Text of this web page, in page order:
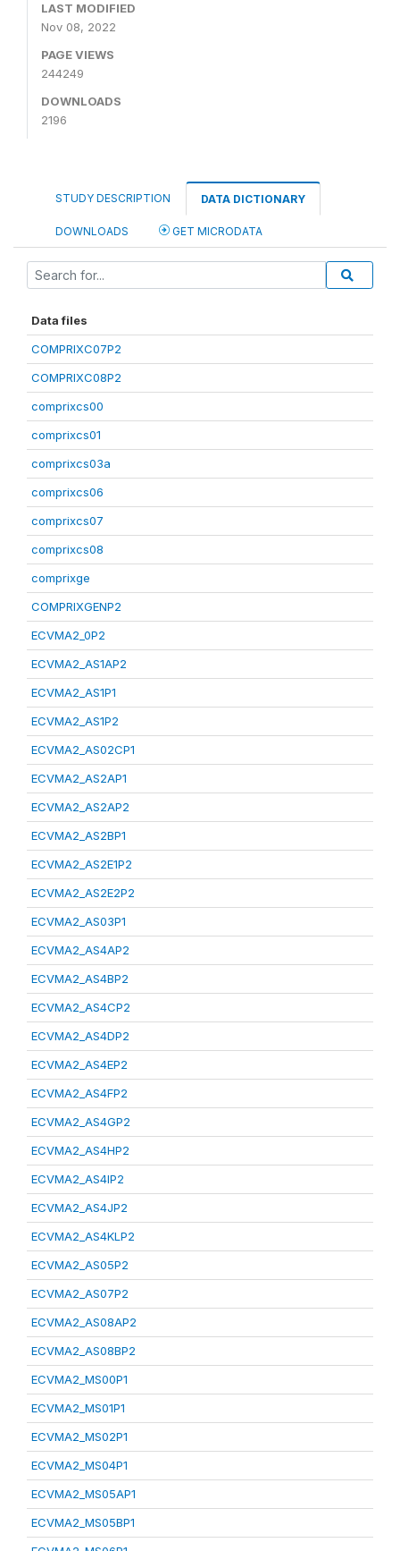
LAST MODIFIED
Nov 08, 2022
PAGE VIEWS
244249
DOWNLOADS
2196
STUDY DESCRIPTION DATA DICTIONARY
DOWNLOADS GET MICRODATA
Data files
COMPRIXC07P2
COMPRIXC08P2
comprixcs00
comprixcs01
comprixcs03a
comprixcs06
comprixcs07
comprixcs08
comprixge
COMPRIXGENP2
ECVMA2_0P2
ECVMA2_AS1AP2
ECVMA2_AS1P1
ECVMA2_AS1P2
ECVMA2_AS02CP1
ECVMA2_AS2AP1
ECVMA2_AS2AP2
ECVMA2_AS2BP1
ECVMA2_AS2E1P2
ECVMA2_AS2E2P2
ECVMA2_AS03P1
ECVMA2_AS4AP2
ECVMA2_AS4BP2
ECVMA2_AS4CP2
ECVMA2_AS4DP2
ECVMA2_AS4EP2
ECVMA2_AS4FP2
ECVMA2_AS4GP2
ECVMA2_AS4HP2
ECVMA2_AS4IP2
ECVMA2_AS4JP2
ECVMA2_AS4KLP2
ECVMA2_AS05P2
ECVMA2_AS07P2
ECVMA2_AS08AP2
ECVMA2_AS08BP2
ECVMA2_MS00P1
ECVMA2_MS01P1
ECVMA2_MS02P1
ECVMA2_MS04P1
ECVMA2_MS05AP1
ECVMA2_MS05BP1